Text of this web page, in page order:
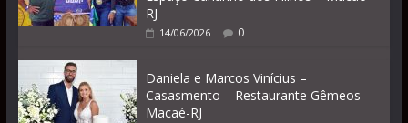
RJ
14/06/2026 0
Daniela e Marcos Vinícius –
Casasmento – Restaurante Gêmeos –
Macaé-RJ